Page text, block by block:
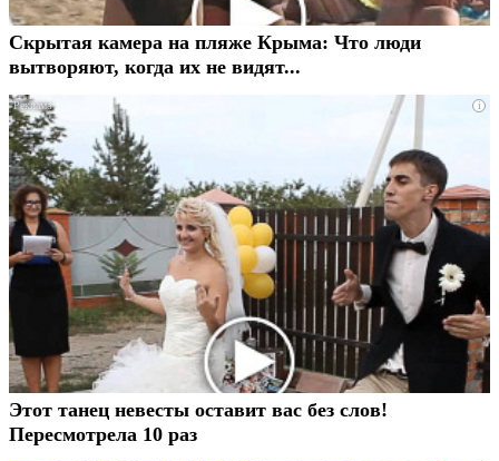
Скрытая камера на пляже Крыма: Что люди
вытворяют, когда их не видят...
i
Этот танец невесты оставит вас без слов!
Пересмотрела 10 раз